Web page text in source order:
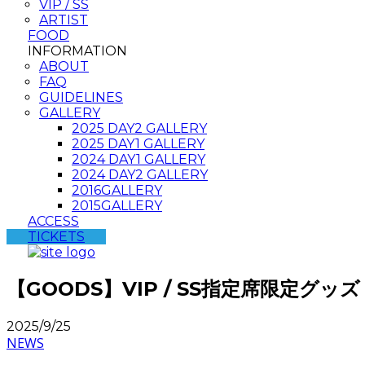
VIP / SS
ARTIST
FOOD
INFORMATION
ABOUT
FAQ
GUIDELINES
GALLERY
2025 DAY2 GALLERY
2025 DAY1 GALLERY
2024 DAY1 GALLERY
2024 DAY2 GALLERY
2016GALLERY
2015GALLERY
ACCESS
TICKETS
【GOODS】VIP / SS指定席限定グッ
2025/9/25
NEWS